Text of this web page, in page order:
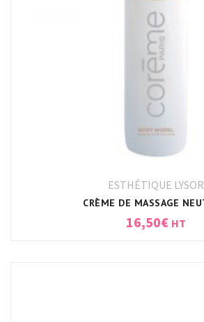
ESTHÉTIQUE LYSOR
16,50€ HT